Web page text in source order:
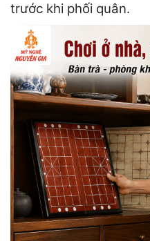
trước khi phối quân.